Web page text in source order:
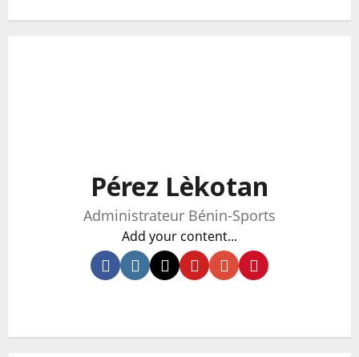
Pérez Lèkotan
Administrateur Bénin-Sports
Add your content...